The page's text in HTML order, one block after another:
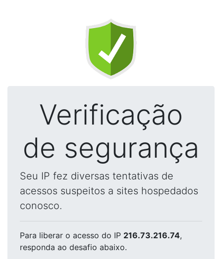
Verificação
de segurança
Seu IP fez diversas tentativas de
acessos suspeitos a sites hospedados
conosco.
Para liberar o acesso do IP 216.73.216.74,
responda ao desafio abaixo.